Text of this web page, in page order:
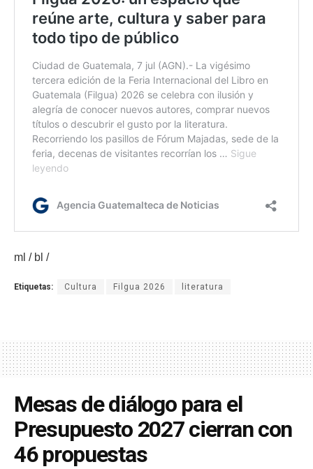
ml / bl /
Etiquetas: Cultura Filgua 2026 literatura
Mesas de diálogo para el
Presupuesto 2027 cierran con
46 propuestas